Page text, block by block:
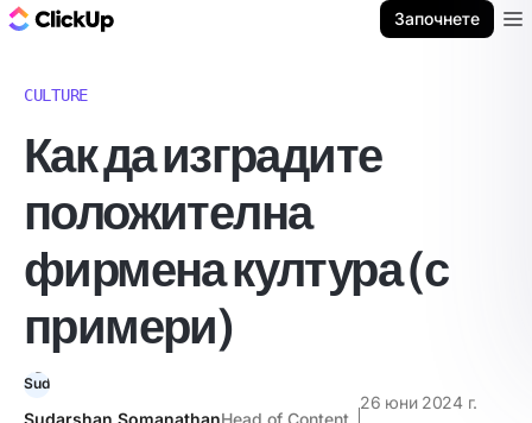
Започнете
CULTURE
Как да изградите
положителна
фирмена култура (с
примери)
Sudarshan SomanathanHead of Content
26 юни 2024 г.